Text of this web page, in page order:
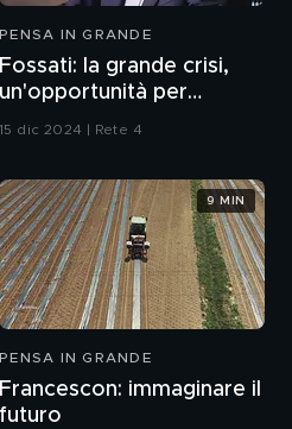
PENSA IN GRANDE
Fossati: la grande crisi,
un'opportunità per
crescere
15 dic 2024 | Rete 4
PENSA IN GRANDE
Francescon: immaginare il
futuro
9 MIN